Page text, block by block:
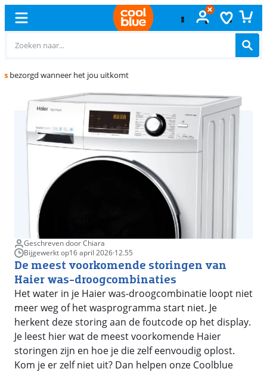
Gratis
Geschreven door Chiara
Bijgewerkt op16 april 2026·12.55
De meest voorkomende storingen van
Haier was-droogcombinaties
Het water in je Haier was-droogcombinatie loopt niet
meer weg of het wasprogramma start niet. Je
herkent deze storing aan de foutcode op het display.
Je leest hier wat de meest voorkomende Haier
storingen zijn en hoe je die zelf eenvoudig oplost.
Kom je er zelf niet uit? Dan helpen onze Coolblue